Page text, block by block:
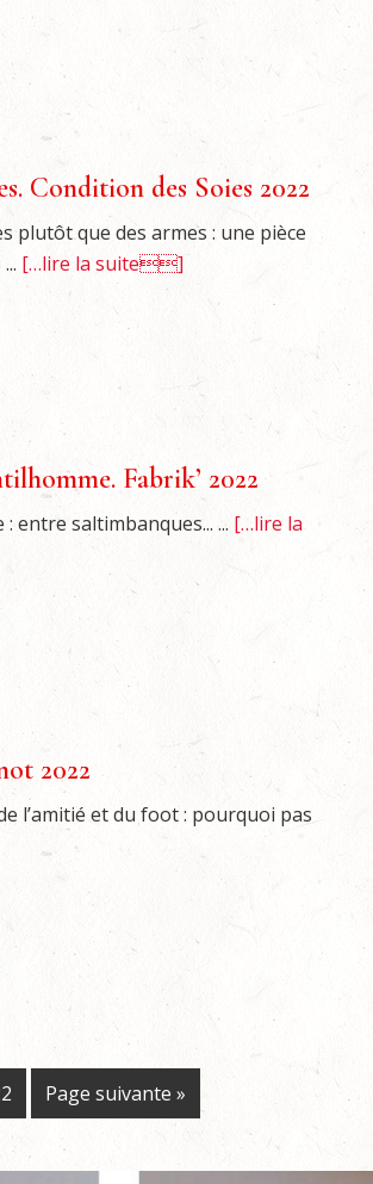
Condition des Soies 2022
plutôt que des armes : une pièce
[…lire la suite]
Fabrik’ 2022
entre saltimbanques... ... […lire la
2022
l’amitié et du foot : pourquoi pas
Page suivante »